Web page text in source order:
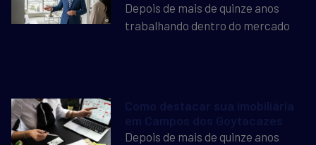
Depois de mais de quinze anos
trabalhando dentro do mercado
Como destacar sua imobiliária
em Campos dos Goytacazes
Depois de mais de quinze anos